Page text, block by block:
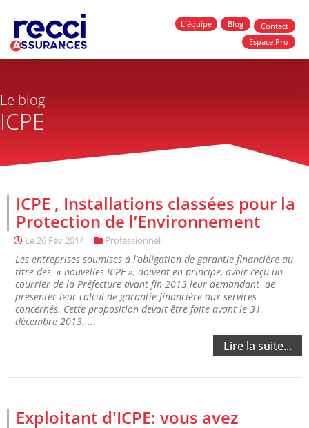
L'équipe Blog
Contact
Espace Pro
Le blog
ICPE
ICPE , Installations classées pour la
Protection de l’Environnement
Le26 Fév 2014 Professionnel
Les entreprises soumises à l’obligation de garantie financière au
titre des « nouvelles ICPE », doivent en principe, avoir reçu un
courrier de la Préfecture avant fin 2013 leur demandant de
présenter leur calcul de garantie financière aux services
concernés. Cette proposition devait être faite avant le 31
décembre 2013....
Lire la suite...
Exploitant d'ICPE: vous avez